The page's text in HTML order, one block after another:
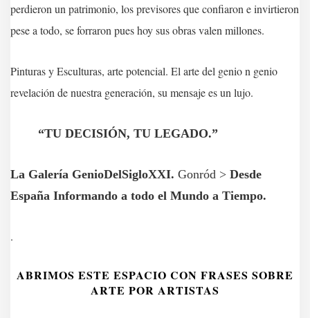
perdieron un patrimonio, los previsores que confiaron e invirtieron
pese a todo, se forraron pues hoy sus obras valen millones.
Pinturas y Esculturas, arte potencial. El arte del genio n genio
revelación de nuestra generación, su mensaje es un lujo.
“TU DECISIÓN, TU LEGADO.”
La Galería GenioDelSigloXXI. Gonród > Desde
España Informando a todo el Mundo a Tiempo.
.
ABRIMOS ESTE ESPACIO CON FRASES SOBRE
ARTE POR ARTISTAS